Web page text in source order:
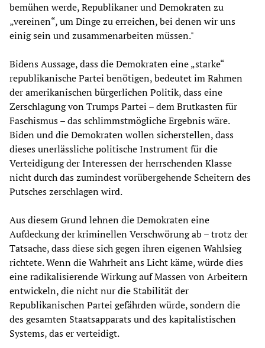
bemühen werde, Republikaner und Demokraten zu
„vereinen“, um Dinge zu erreichen, bei denen wir uns
einig sein und zusammenarbeiten müssen."
Bidens Aussage, dass die Demokraten eine „starke“
republikanische Partei benötigen, bedeutet im Rahmen
der amerikanischen bürgerlichen Politik, dass eine
Zerschlagung von Trumps Partei – dem Brutkasten für
Faschismus – das schlimmstmögliche Ergebnis wäre.
Biden und die Demokraten wollen sicherstellen, dass
dieses unerlässliche politische Instrument für die
Verteidigung der Interessen der herrschenden Klasse
nicht durch das zumindest vorübergehende Scheitern des
Putsches zerschlagen wird.
Aus diesem Grund lehnen die Demokraten eine
Aufdeckung der kriminellen Verschwörung ab – trotz der
Tatsache, dass diese sich gegen ihren eigenen Wahlsieg
richtete. Wenn die Wahrheit ans Licht käme, würde dies
eine radikalisierende Wirkung auf Massen von Arbeitern
entwickeln, die nicht nur die Stabilität der
Republikanischen Partei gefährden würde, sondern die
des gesamten Staatsapparats und des kapitalistischen
Systems, das er verteidigt.